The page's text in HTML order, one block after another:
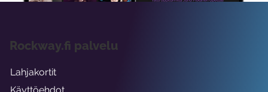
Rockway.fi palvelu
Lahjakortit